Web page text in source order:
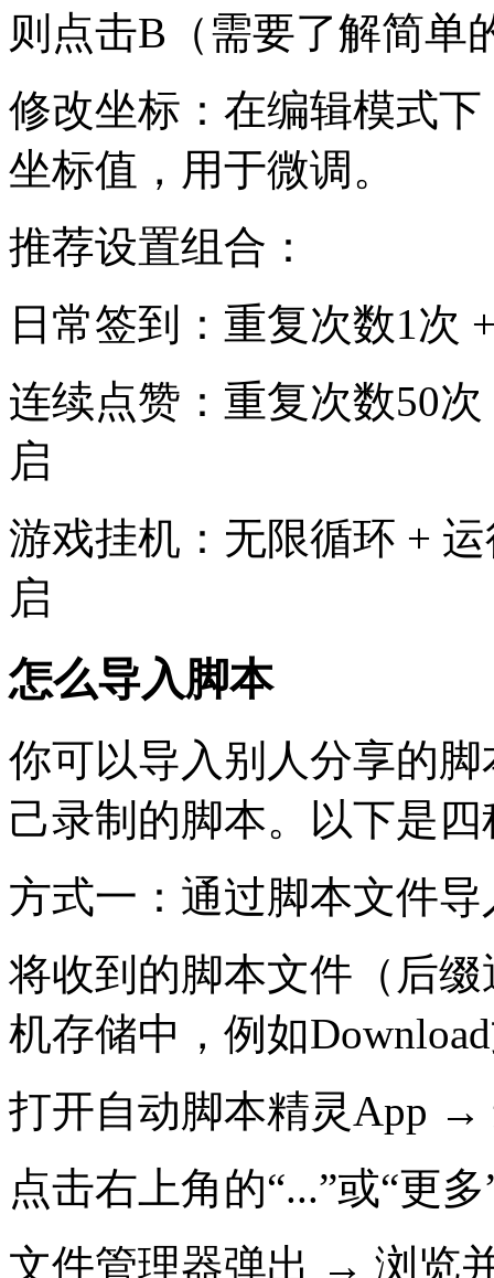
则点击B（需要了解简单
修改坐标：在编辑模式
坐标值，用于微调。
推荐设置组合：
日常签到：重复次数1次
连续点赞：重复次数50
启
游戏挂机：无限循环 +
启
怎么导入脚本
你可以导入别人分享的
己录制的脚本。以下是
方式一：通过脚本文件导
将收到的脚本文件（后
机存储中，例如
打开自动脚本精灵App →
点击右上角的“...”或“更
文件管理器弹出 → 浏览